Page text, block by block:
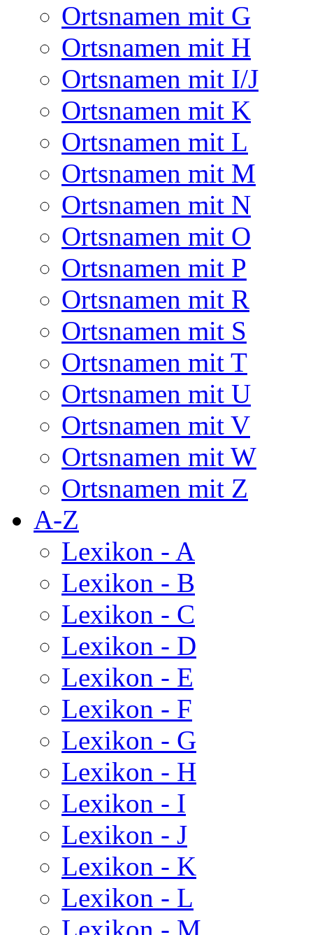
Ortsnamen mit G
Ortsnamen mit H
Ortsnamen mit I/J
Ortsnamen mit K
Ortsnamen mit L
Ortsnamen mit M
Ortsnamen mit N
Ortsnamen mit O
Ortsnamen mit P
Ortsnamen mit R
Ortsnamen mit S
Ortsnamen mit T
Ortsnamen mit U
Ortsnamen mit V
Ortsnamen mit W
Ortsnamen mit Z
A-Z
Lexikon - A
Lexikon - B
Lexikon - C
Lexikon - D
Lexikon - E
Lexikon - F
Lexikon - G
Lexikon - H
Lexikon - I
Lexikon - J
Lexikon - K
Lexikon - L